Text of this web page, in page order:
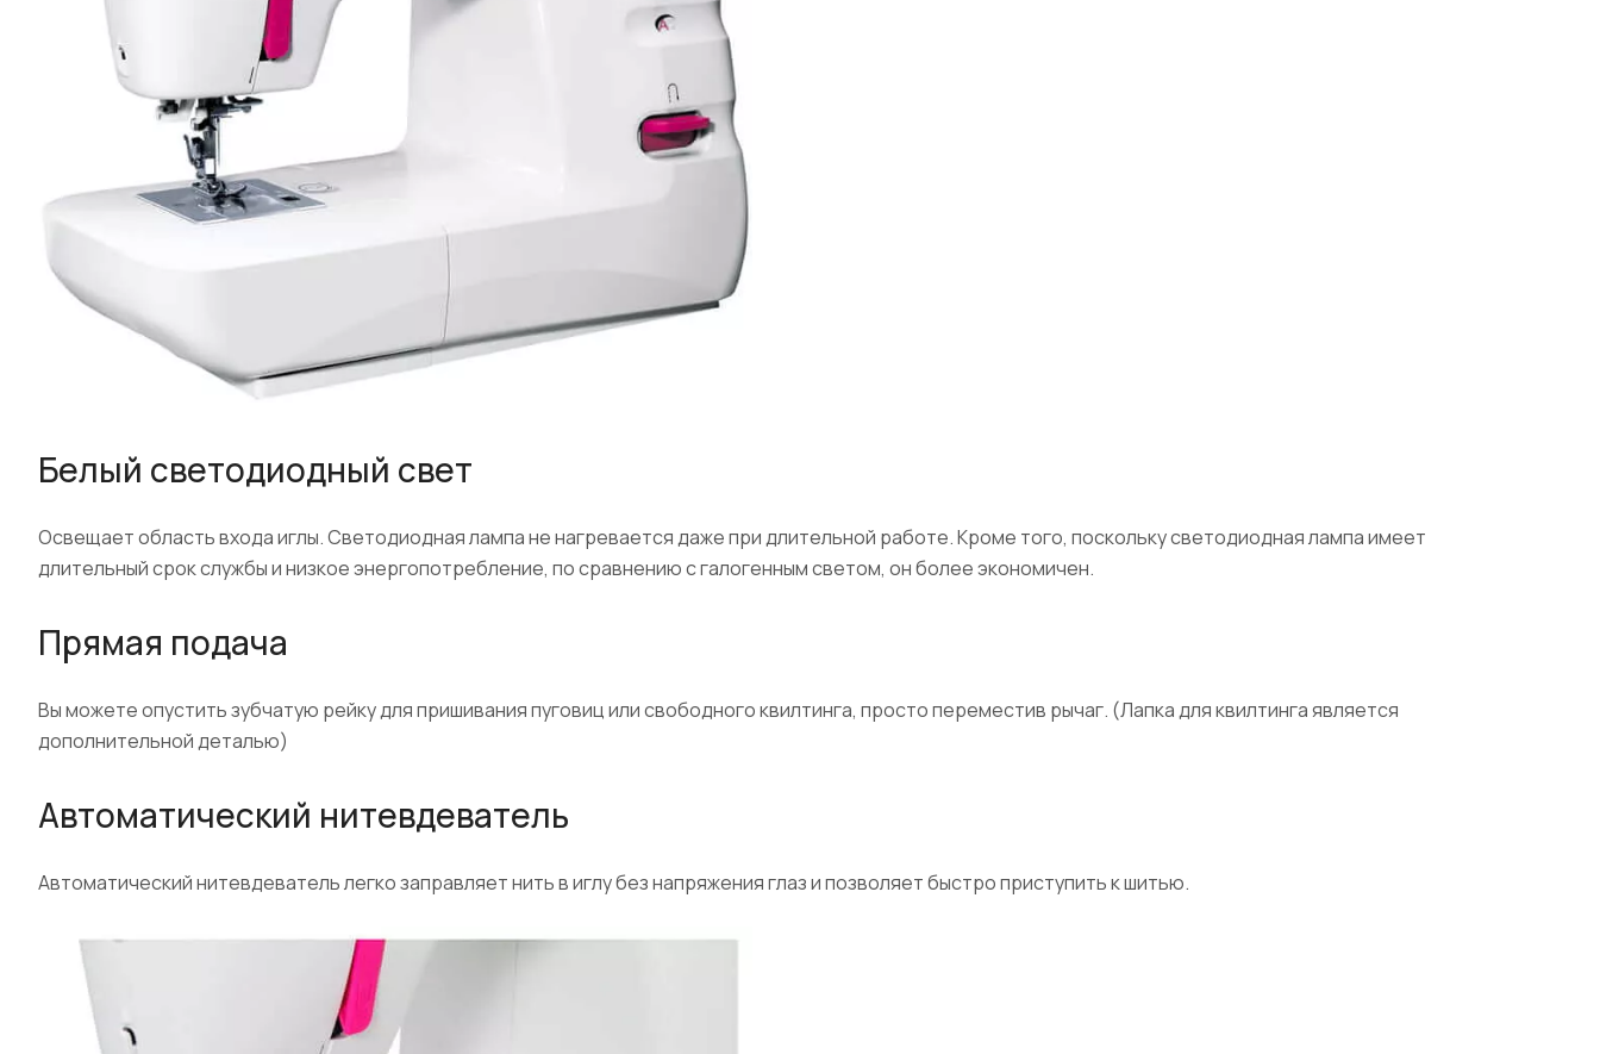
Белый светодиодный свет
Освещает область входа иглы. Светодиодная лампа не нагревается даже при длительной работе. Кроме того, поскольку светодиодная лампа имеет
длительный срок службы и низкое энергопотребление, по сравнению с галогенным светом, он более экономичен.
Прямая подача
Вы можете опустить зубчатую рейку для пришивания пуговиц или свободного квилтинга, просто переместив рычаг. (Лапка для квилтинга является
дополнительной деталью)
Автоматический нитевдеватель
Автоматический нитевдеватель легко заправляет нить в иглу без напряжения глаз и позволяет быстро приступить к шитью.